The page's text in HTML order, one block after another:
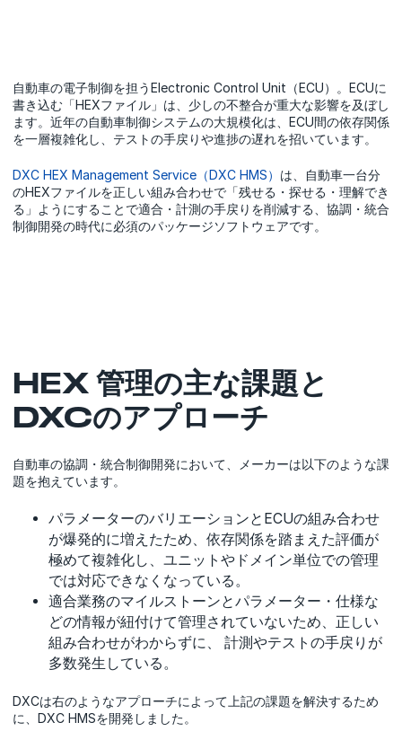
自動車の電子制御を担うElectronic Control Unit（ECU）。ECUに
書き込む「HEXファイル」は、少しの不整合が重大な影響を及ぼし
ます。近年の自動車制御システムの大規模化は、ECU間の依存関係
を一層複雑化し、テストの手戻りや進捗の遅れを招いています。
DXC HEX Management Service（DXC HMS） は、自動車一台分
のHEXファイルを正しい組み合わせで「残せる・探せる・理解でき
る」ようにすることで適合・計測の手戻りを削減する、協調・統合
制御開発の時代に必須のパッケージソフトウェアです。
HEX 管理の主な課題と
DXCのアプローチ
自動車の協調・統合制御開発において、メーカーは以下のような課
題を抱えています。
パラメーターのバリエーションとECUの組み合わせ
が爆発的に増えたため、依存関係を踏まえた評価が
極めて複雑化し、ユニットやドメイン単位での管理
では対応できなくなっている。
適合業務のマイルストーンとパラメーター・仕様な
どの情報が紐付けて管理されていないため、正しい
組み合わせがわからずに、 計測やテストの手戻りが
多数発生している。
DXCは右のようなアプローチによって上記の課題を解決するため
に、DXC HMSを開発しました。